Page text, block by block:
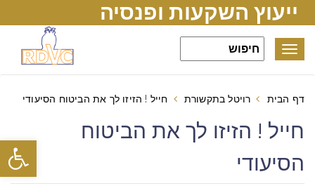
פתח
ייעוץ השקעות ופנסיה
Toggle
דף הבית רויטל בתקשורת חייל ! הזיזו לך את הביטוח הסיעודי
חייל ! הזיזו לך את הביטוח
הסיעודי